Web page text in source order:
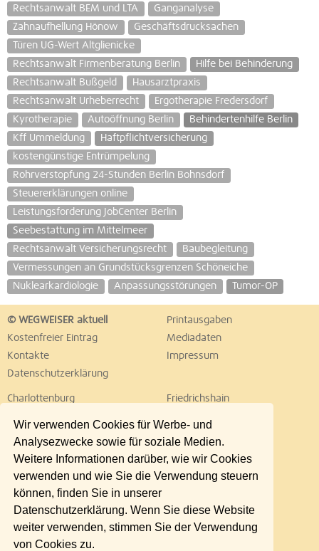
Wir verwenden Cookies für Werbe- und
Analysezwecke sowie für soziale Medien.
Weitere Informationen darüber, wie wir Cookies
verwenden und wie Sie die Verwendung steuern
können, finden Sie in unserer
Datenschutzerklärung. Wenn Sie diese Website
weiter verwenden, stimmen Sie der Verwendung
von Cookies zu.
Rechtsanwalt BEM und LTA
Ganganalyse
Zahnaufhellung Hönow
Geschäftsdrucksachen
Türen UG-Wert Altglienicke
Rechtsanwalt Firmenberatung Berlin
Hilfe bei Behinderung
Rechtsanwalt Bußgeld
Hausarztpraxis
Rechtsanwalt Urheberrecht
Ergotherapie Fredersdorf
Kyrotherapie
Autoöffnung Berlin
Behindertenhilfe Berlin
Kff Ummeldung
Haftpflichtversicherung
kostengünstige Entrümpelung
Rohrverstopfung 24-Stunden Berlin Bohnsdorf
Steuererklärungen online
Leistungsforderung JobCenter Berlin
Seebestattung im Mittelmeer
Rechtsanwalt Versicherungsrecht
Baubegleitung
Vermessungen an Grundstücksgrenzen Schöneiche
Nuklearkardiologie
Anpassungsstörungen Tumor-OP
© WEGWEISER aktuell
Printausgaben
Kostenfreier Eintrag
Mediadaten
Kontakte
Impressum
Datenschutzerklärung
Charlottenburg
Friedrichshain
Lichtenberg
Marzahn
Neukölln
Pankow
Reinickendorf
Schöneberg
Spandau
Steglitz
Tempelhof